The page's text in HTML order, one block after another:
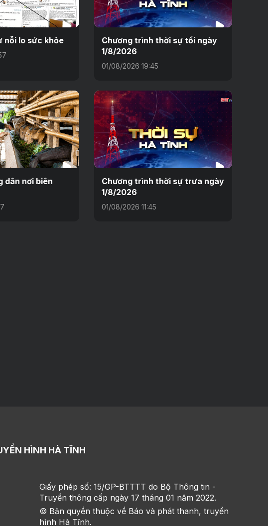
nỗi lo sức khỏe
Chương trình thời sự tối ngày
1/8/2026
01/08/2026 19:45
dân nơi biên
Chương trình thời sự trưa ngày
1/8/2026
01/08/2026 11:45
HÌNH HÀ TĨNH
Giấy phép số: 15/GP-BTTTT do Bộ Thông tin -
Truyền thông cấp ngày 17 tháng 01 năm 2022.
© Bản quyền thuộc về Báo và phát thanh, truyền
hình Hà Tĩnh.